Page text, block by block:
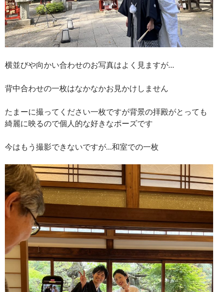
横並びや向かい合わせのお写真はよく見ますが…
背中合わせの一枚はなかなかお見かけしません
たまーに撮ってください一枚ですが背景の拝殿がとっても
綺麗に映るので個人的な好きなポーズです
今はもう撮影できないですが…和室での一枚